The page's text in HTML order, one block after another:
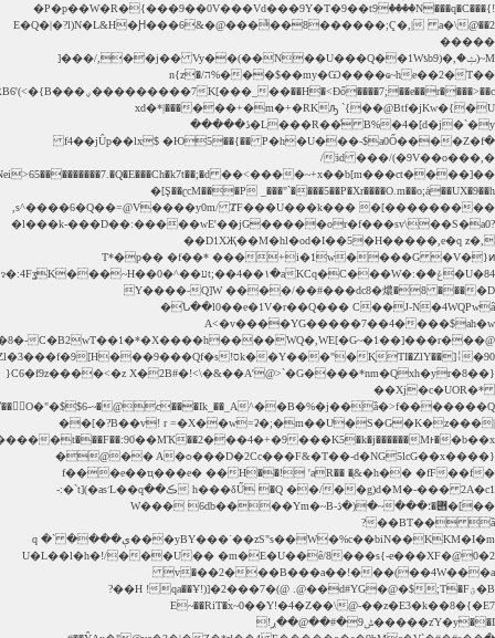
�U�84ݞ�KCq�C���W�:�t;��4��۱�aע��^�V�iw<���L$����@�Υv���7�>+ɂ�:4FʓK���~H��0��@��A�r��6